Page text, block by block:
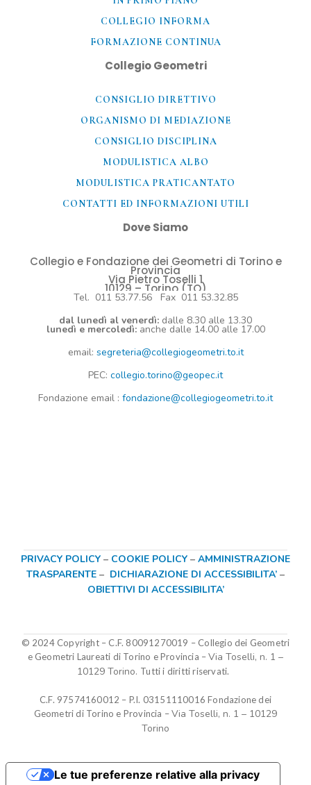
COLLEGIO INFORMA
FORMAZIONE CONTINUA
Collegio Geometri
CONSIGLIO DIRETTIVO
ORGANISMO DI MEDIAZIONE
CONSIGLIO DISCIPLINA
MODULISTICA ALBO
MODULISTICA PRATICANTATO
CONTATTI ED INFORMAZIONI UTILI​
Dove Siamo
Collegio e Fondazione dei Geometri di Torino e
Provincia
Via Pietro Toselli 1
10129 – Torino (TO)
Tel. 011 53.77.56 Fax 011 53.32.85
dal lunedì al venerdì: dalle 8.30 alle 13.30
lunedì e mercoledì: anche dalle 14.00 alle 17.00
email: segreteria@collegiogeometri.to.it
PEC: collegio.torino@geopec.it
Fondazione email : fondazione@collegiogeometri.to.it
PRIVACY POLICY – COOKIE POLICY – AMMINISTRAZIONE
TRASPARENTE – DICHIARAZIONE DI ACCESSIBILITA’ –
OBIETTIVI DI ACCESSIBILITA’
© 2024 Copyright – C.F. 80091270019 – Collegio dei Geometri
e Geometri Laureati di Torino e Provincia –Via Toselli, n. 1 –
10129 Torino. Tutti i diritti riservati.
C.F. 97574160012 – P.I. 03151110016Fondazione dei
Geometri di Torino e Provincia –Via Toselli, n. 1 – 10129
Torino
Le tue preferenze relative alla privacy